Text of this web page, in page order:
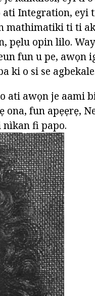
ati Integration, eyi
mathimatiki ti ti
pẹlu opin lilo.
fun u pe, awọn
ki o si se
ati awọn je aami
fun apẹẹrẹ,
fi papo.